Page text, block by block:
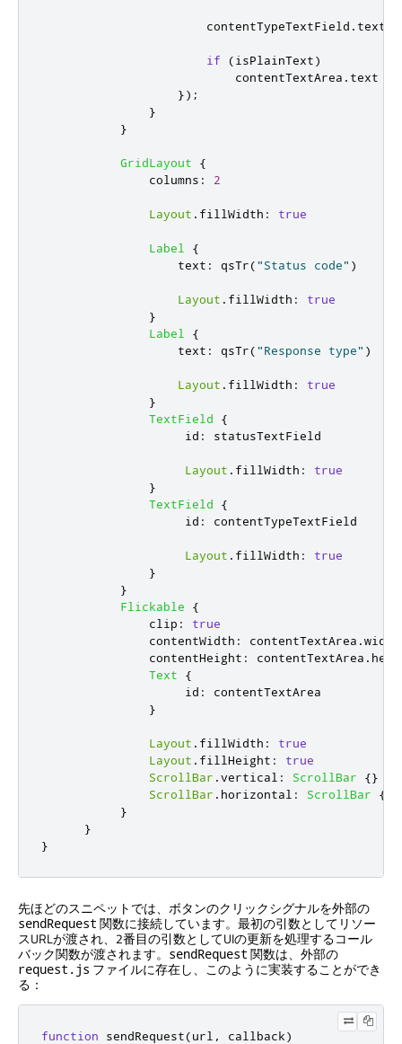
contentTypeTextField . text
if (isPlainText)
contentTextArea . text
});
}
}
GridLayout
{
columns : 2
Layout . fillWidth : true
Label
{
text : qsTr("Status code" )
Layout . fillWidth :
true
}
Label
{
text : qsTr("Response type" )
Layout . fillWidth :
true
}
TextField
{
id : statusTextField
Layout . fillWidth :
true
}
TextField
{
id : contentTypeTextField
Layout . fillWidth :
true
}
}
Flickable
{
clip :
true
contentWidth : contentTextArea .width
contentHeight : contentTextArea .
Text
{
id :
contentTextArea
}
Layout . fillWidth :
true
Layout . fillHeight :
true
ScrollBar .vertical : ScrollBar
{}
ScrollBar . horizontal : ScrollBar
{}
}
}
}
先ほどのスニペットでは、ボタンのクリックシグナルを外部の
sendRequest 関数に接続しています。最初の引数としてリソー
スURLが渡され、2番目の引数としてUIの更新を処理するコール
バック関数が渡されます。 sendRequest 関数は、外部の
request.js ファイルに存在し、このように実装することができ
る：
function sendRequest(url , callback)